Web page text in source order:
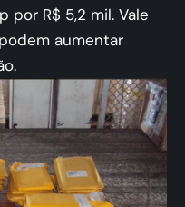
por R$ 5,2 mil. Vale
aumentar